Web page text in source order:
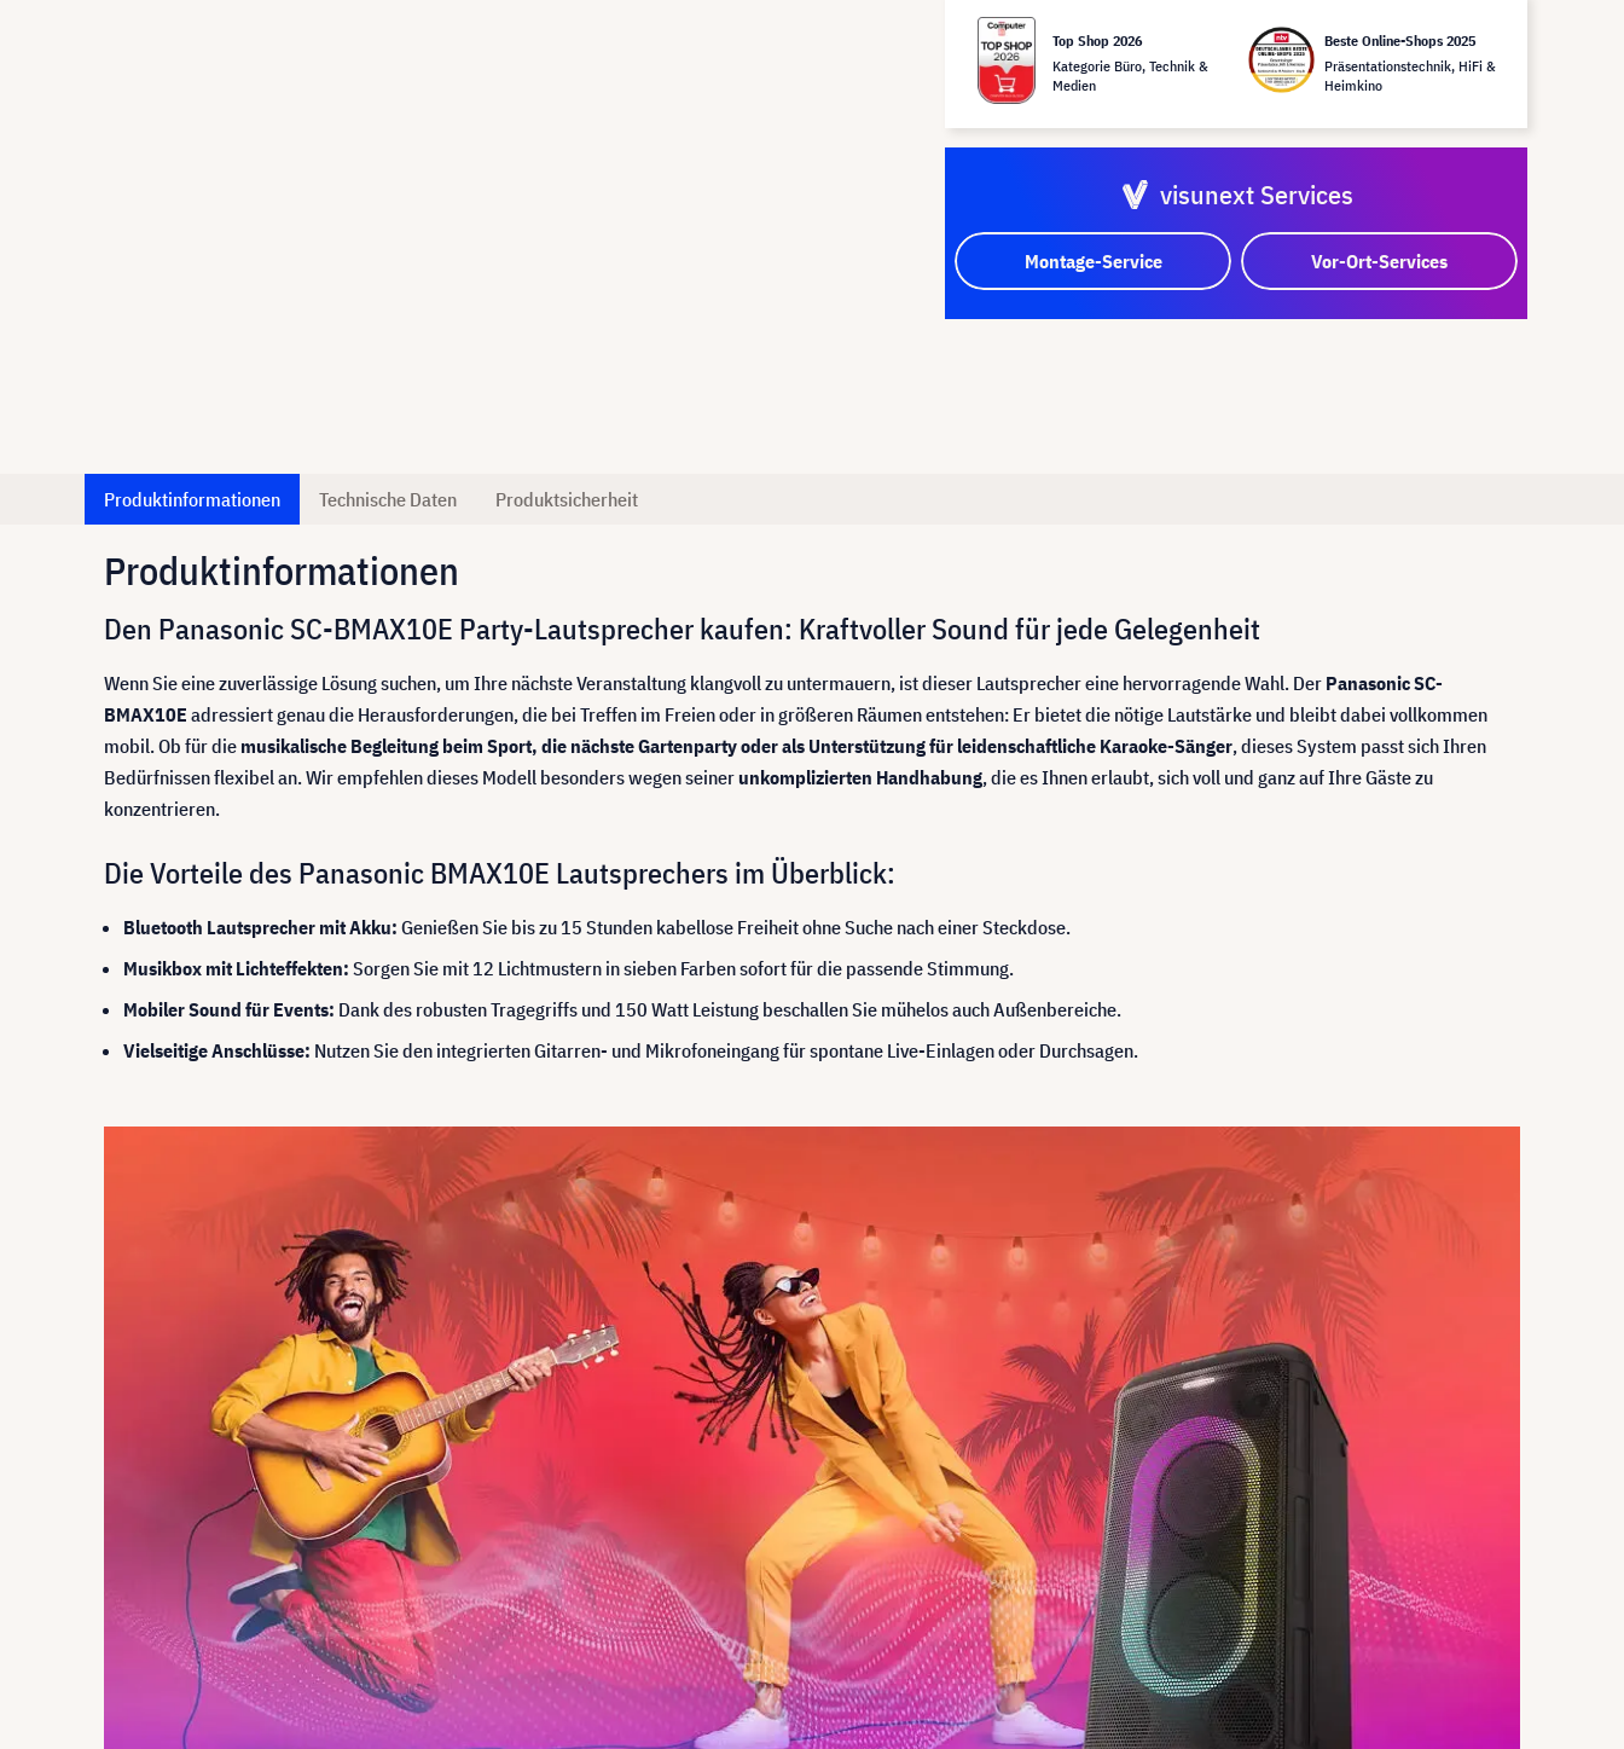
Top Shop 2026
Kategorie Büro, Technik &
Medien
Beste Online-Shops 2025
Präsentationstechnik, HiFi &
Heimkino
visunext Services
Montage-Service Vor-Ort-Services
Produktinformationen Technische Daten Produktsicherheit
Produktinformationen
Den Panasonic SC-BMAX10E Party-Lautsprecher kaufen: Kraftvoller Sound für jede Gelegenheit
Wenn Sie eine zuverlässige Lösung suchen, um Ihre nächste Veranstaltung klangvoll zu untermauern, ist dieser Lautsprecher eine hervorragende Wahl. Der Panasonic SC-
BMAX10E adressiert genau die Herausforderungen, die bei Treffen im Freien oder in größeren Räumen entstehen: Er bietet die nötige Lautstärke und bleibt dabei vollkommen
mobil. Ob für die musikalische Begleitung beim Sport, die nächste Gartenparty oder als Unterstützung für leidenschaftliche Karaoke-Sänger, dieses System passt sich Ihren
Bedürfnissen flexibel an. Wir empfehlen dieses Modell besonders wegen seinerunkomplizierten Handhabung, die es Ihnen erlaubt, sich voll und ganz auf Ihre Gäste zu
konzentrieren.
Die Vorteile des Panasonic BMAX10E Lautsprechers im Überblick:
Bluetooth Lautsprecher mit Akku: Genießen Sie bis zu 15 Stunden kabellose Freiheit ohne Suche nach einer Steckdose.
Musikbox mit Lichteffekten: Sorgen Sie mit 12 Lichtmustern in sieben Farben sofort für die passende Stimmung.
Mobiler Sound für Events: Dank des robusten Tragegriffs und 150 Watt Leistung beschallen Sie mühelos auch Außenbereiche.
Vielseitige Anschlüsse: Nutzen Sie den integrierten Gitarren- und Mikrofoneingang für spontane Live-Einlagen oder Durchsagen.